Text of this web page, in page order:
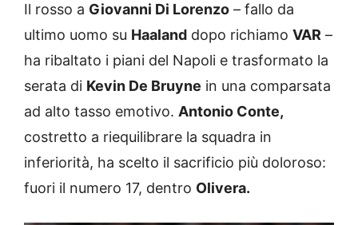
Il rosso a Giovanni Di Lorenzo – fallo da
ultimo uomo su Haaland dopo richiamo VAR –
ha ribaltato i piani del Napoli e trasformato la
serata di Kevin De Bruyne in una comparsata
ad alto tasso emotivo. Antonio Conte,
costretto a riequilibrare la squadra in
inferiorità, ha scelto il sacrificio più doloroso:
fuori il numero 17, dentro Olivera.